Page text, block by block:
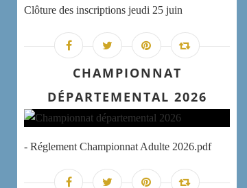
Clôture des inscriptions jeudi 25 juin
CHAMPIONNAT
DÉPARTEMENTAL 2026
- Réglement Championnat Adulte 2026.pdf